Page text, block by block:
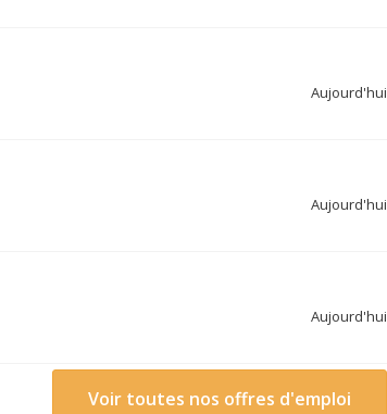
Aujourd'hui
Aujourd'hui
Aujourd'hui
Voir toutes nos offres d'emploi